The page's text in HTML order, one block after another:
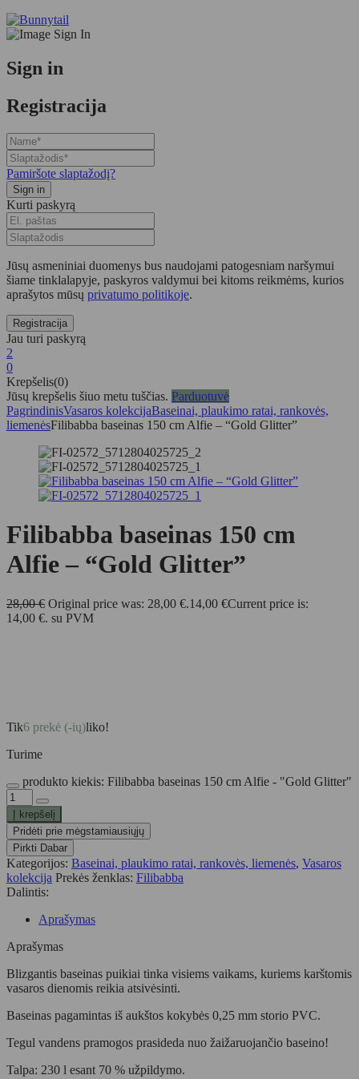
Sign in
Registracija
Pamiršote slaptažodį?
Kurti paskyrą
Jūsų asmeniniai duomenys bus naudojami patogesniam naršymui
šiame tinklalapyje, paskyros valdymui bei kitoms reikmėms, kurios
aprašytos mūsų privatumo politikoje.
Jau turi paskyrą
2
0
Krepšelis(0)
Jūsų krepšelis šiuo metu tuščias. Parduotuvė
PagrindinisVasaros kolekcijaBaseinai, plaukimo ratai, rankovės,
liemenėsFilibabba baseinas 150 cm Alfie – “Gold Glitter”
Filibabba baseinas 150 cm
Alfie – “Gold Glitter”
28,00€ Original price was: 28,00 €.14,00 €Current price is:
14,00 €. su PVM
Tik6 prekė (-ių)liko!
Turime
produkto kiekis: Filibabba baseinas 150 cm Alfie - "Gold Glitter"
Į krepšelį
Pridėti prie mėgstamiausiųjų
Pirkti Dabar
Kategorijos: Baseinai, plaukimo ratai, rankovės, liemenės, Vasaros
kolekcija Prekės ženklas: Filibabba
Dalintis:
Aprašymas
Aprašymas
Blizgantis baseinas puikiai tinka visiems vaikams, kuriems karštomis
vasaros dienomis reikia atsivėsinti.
Baseinas pagamintas iš aukštos kokybės 0,25 mm storio PVC.
Tegul vandens pramogos prasideda nuo žaižaruojančio baseino!
Talpa: 230 l esant 70 % užpildymo.